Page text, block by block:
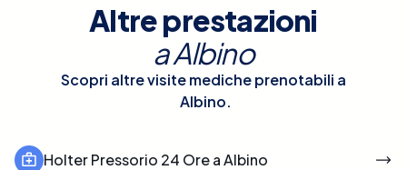
Altre prestazioni
aAlbino
Scopri altre visite mediche prenotabili a
Albino.
Holter Pressorio 24 Ore a Albino